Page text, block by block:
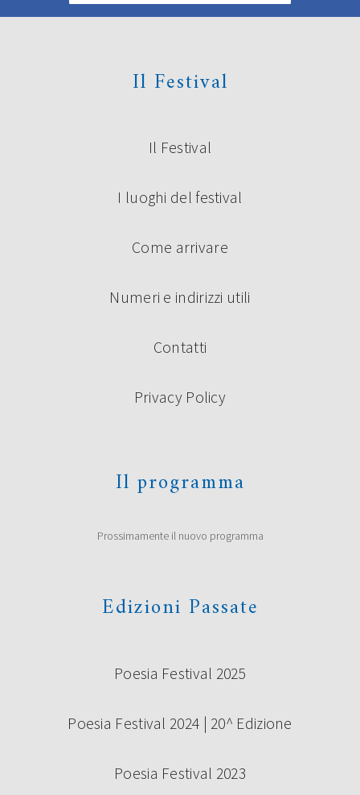
Il Festival
Il Festival
I luoghi del festival
Come arrivare
Numeri e indirizzi utili
Contatti
Privacy Policy
Il programma
Prossimamente il nuovo programma
Edizioni Passate
Poesia Festival 2025
Poesia Festival 2024 | 20^ Edizione
Poesia Festival 2023